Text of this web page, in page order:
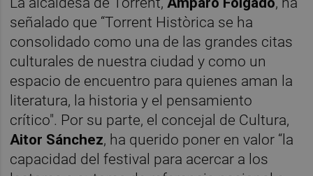
señalado que “Torrent Històrica se ha
consolidado como una de las grandes citas
culturales de nuestra ciudad y como un
espacio de encuentro para quienes aman la
literatura, la historia y el pensamiento
crítico". Por su parte, el concejal de Cultura,
Aitor Sánchez, ha querido poner en valor “la
capacidad del festival para acercar a los